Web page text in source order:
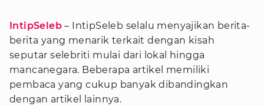
IntipSeleb – IntipSeleb selalu menyajikan berita-
berita yang menarik terkait dengan kisah
seputar selebriti mulai dari lokal hingga
mancanegara. Beberapa artikel memiliki
pembaca yang cukup banyak dibandingkan
dengan artikel lainnya.